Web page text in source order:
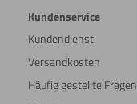
Kundenservice
Kundendienst
Versandkosten
Häufig gestellte Fragen